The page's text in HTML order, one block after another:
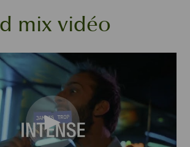
mix vidéo
Lire
la